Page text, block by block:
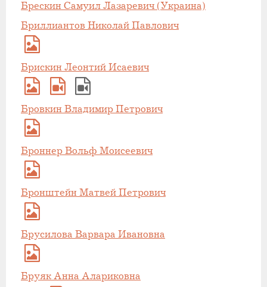
Брескин Самуил Лазаревич (Украина)
Бриллиантов Николай Павлович
Брискин Леонтий Исаевич
Бровкин Владимир Петрович
Броннер Вольф Моисеевич
Бронштейн Матвей Петрович
Брусилова Варвара Ивановна
Бруяк Анна Алариковна